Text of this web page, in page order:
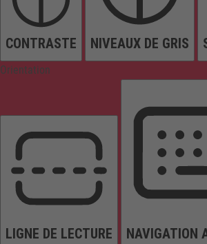
CONTRASTE NIVEAUX DE GRIS
Orientation
LIGNE DE LECTURE NAVIGATION